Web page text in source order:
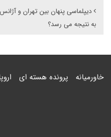
دیپلماسی پنهان بین تهران و
به نتیجه می رسد؟
خاورمیانه پرونده هسته ای